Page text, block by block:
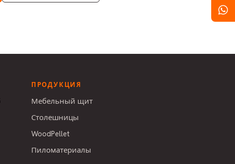
ПРОДУКЦИЯ
Мебельный щит
Столешницы
WoodPellet
Пиломатериалы